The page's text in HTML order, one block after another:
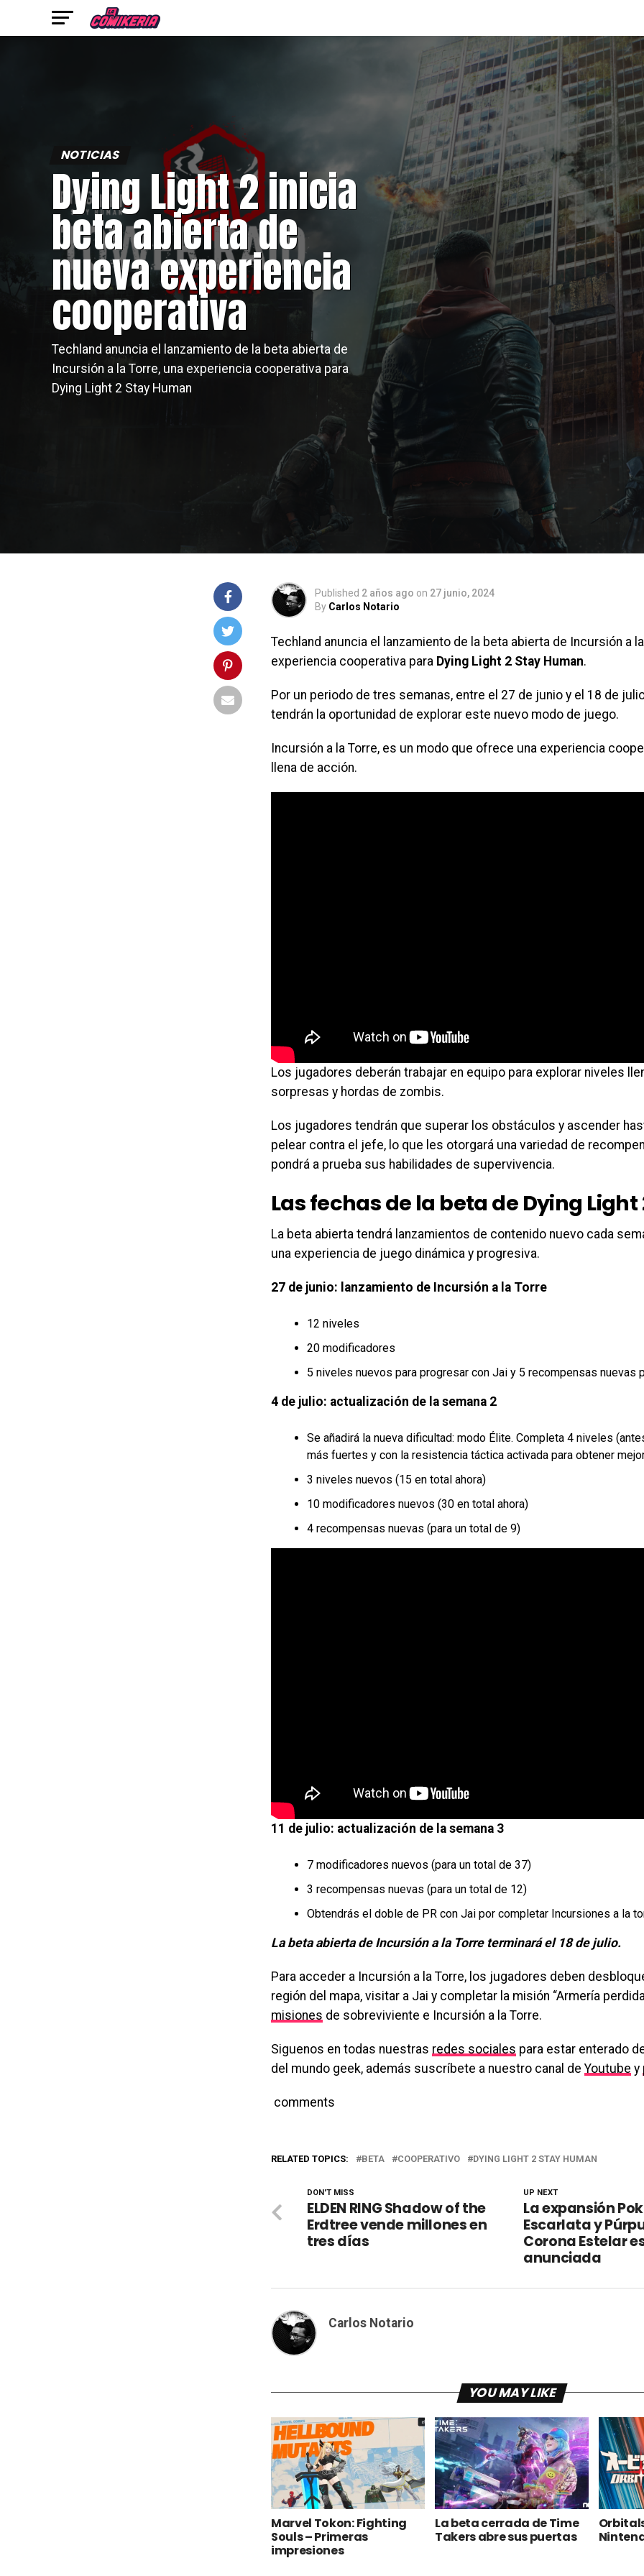
NOTICIAS
Dying Light 2 inicia
beta abierta de
nueva experiencia
cooperativa
Techland anuncia el lanzamiento de la beta abierta de
Incursión a la Torre, una experiencia cooperativa para
Dying Light 2 Stay Human
Published 2 años ago on 27 junio, 2024
By Carlos Notario
Techland anuncia el lanzamiento de la beta abierta de Incursión a
experiencia cooperativa para Dying Light 2 Stay Human.
Por un periodo de tres semanas, entre el 27 de junio y el 18 de
tendrán la oportunidad de explorar este nuevo modo de juego.
Incursión a la Torre, es un modo que ofrece una experiencia
llena de acción.
Los jugadores deberán trabajar en equipo para explorar niveles
sorpresas y hordas de zombis.
Los jugadores tendrán que superar los obstáculos y ascender
pelear contra el jefe, lo que les otorgará una variedad de
pondrá a prueba sus habilidades de supervivencia.
Las fechas de la beta de Dying Light
La beta abierta tendrá lanzamientos de contenido nuevo cada
una experiencia de juego dinámica y progresiva.
27 de junio: lanzamiento de Incursión a la Torre
12 niveles
20 modificadores
5 niveles nuevos para progresar con Jai y 5 recompensas nuevas
4 de julio: actualización de la semana 2
Se añadirá la nueva dificultad: modo Élite. Completa 4 niveles
más fuertes y con la resistencia táctica activada para obtener
3 niveles nuevos (15 en total ahora)
10 modificadores nuevos (30 en total ahora)
4 recompensas nuevas (para un total de 9)
11 de julio: actualización de la semana 3
7 modificadores nuevos (para un total de 37)
3 recompensas nuevas (para un total de 12)
Obtendrás el doble de PR con Jai por completar Incursiones a la
La beta abierta de Incursión a la Torre terminará el 18 de julio.
Para acceder a Incursión a la Torre, los jugadores deben
región del mapa, visitar a Jai y completar la misión “Armería
misiones de sobreviviente e Incursión a la Torre.
Siguenos en todas nuestras redes sociales para estar enterado
del mundo geek, además suscríbete a nuestro canal deYoutube y
comments
RELATED TOPICS: BETA COOPERATIVO DYING LIGHT 2 STAY HUMAN
UP NEXT
La expansión
Escarlata y
Corona Estelar
anunciada
DON'T MISS
ELDEN RING Shadow of the
Erdtree vende millones en
tres días
Carlos Notario
YOU MAY LIKE
Marvel Tokon: Fighting
Souls – Primeras
impresiones
La beta cerrada de Time
Takers abre sus puertas